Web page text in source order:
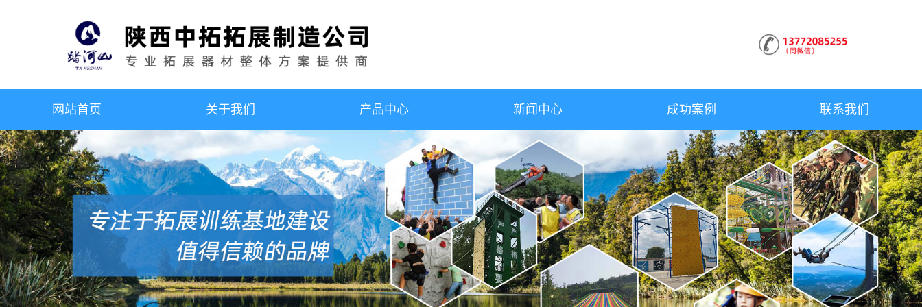
网站首页 关于我们 产品中心 新闻中心 成功案例 联系我们